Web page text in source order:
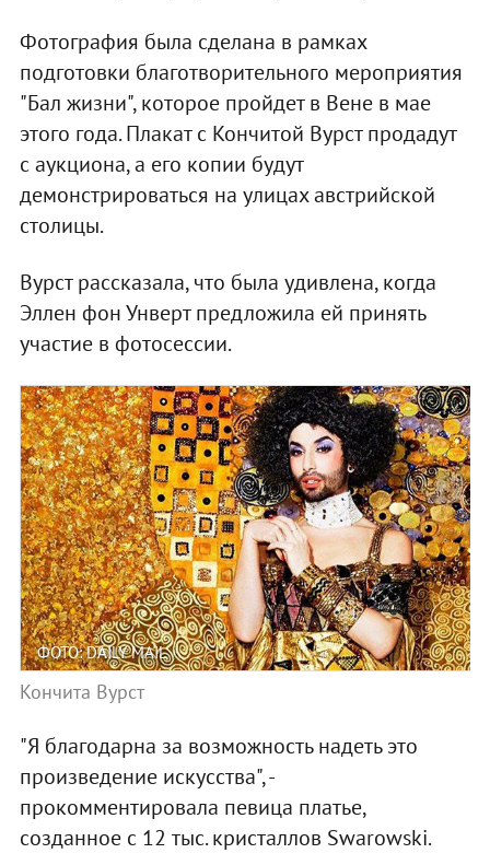
Фотография была сделана в рамках
подготовки благотворительного мероприятия
"Бал жизни", которое пройдет в Вене в мае
этого года. Плакат с Кончитой Вурст продадут
с аукциона, а его копии будут
демонстрироваться на улицах австрийской
столицы.
Вурст рассказала, что была удивлена, когда
Эллен фон Унверт предложила ей принять
участие в фотосессии.
ФОТО: DAILY MAIL
Кончита Вурст
"Я благодарна за возможность надеть это
произведение искусства", -
прокомментировала певица платье,
созданное с 12 тыс. кристаллов Swarowski.